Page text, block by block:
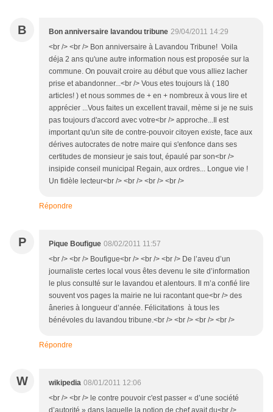
B Bon anniversaire lavandou tribune 29/04/2011 14:29
<br /> <br /> Bon anniversaire à Lavandou Tribune! Voila
déja 2 ans qu'une autre information nous est proposée sur la
commune. On pouvait croire au début que vous alliez lacher
prise et abandonner...<br /> Vous etes toujours là ( 180
articles! ) et nous sommes de + en + nombreux à vous lire et
apprécier ...Vous faites un excellent travail, mème si je ne suis
pas toujours d'accord avec votre<br /> approche...Il est
important qu'un site de contre-pouvoir citoyen existe, face aux
dérives autocrates de notre maire qui s'enfonce dans ses
certitudes de monsieur je sais tout, épaulé par son<br />
insipide conseil municipal Regain, aux ordres... Longue vie !
Un fidèle lecteur<br /> <br /> <br /> <br />
Répondre
P Pique Boufigue 08/02/2011 11:57
<br /> <br /> Boufigue<br /> <br /> <br /> De l’aveu d’un
journaliste certes local vous êtes devenu le site d’information
le plus consulté sur le lavandou et alentours. Il m’a confié lire
souvent vos pages la mairie ne lui racontant que<br /> des
âneries à longueur d’année. Félicitations à tous les
bénévoles du lavandou tribune.<br /> <br /> <br /> <br />
Répondre
W wikipedia 08/01/2011 12:06
<br /> <br /> le contre pouvoir c'est passer « d’une société
d’autorité » dans laquelle la notion de chef avait du<br />